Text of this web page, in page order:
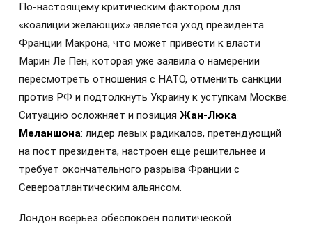
По-настоящему критическим фактором для
«коалиции желающих» является уход президента
Франции Макрона, что может привести к власти
Марин Ле Пен, которая уже заявила о намерении
пересмотреть отношения с НАТО, отменить санкции
против РФ и подтолкнуть Украину к уступкам Москве.
Ситуацию осложняет и позиция Жан-Люка
Меланшона: лидер левых радикалов, претендующий
на пост президента, настроен еще решительнее и
требует окончательного разрыва Франции с
Североатлантическим альянсом.
Лондон всерьез обеспокоен политической